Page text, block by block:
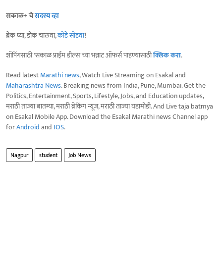
सकाळ+ चेसदस्य व्हा
ब्रेक घ्या, डोकं चालवा,कोडे सोडवा!
शॉपिंगसाठी 'सकाळ प्राईम डील्स'च्या भन्नाट ऑफर्स पाहण्यासाठीक्लिक करा.
Read latestMarathi news, Watch Live Streaming on Esakal and
Maharashtra News. Breaking news from India, Pune, Mumbai. Get the
Politics, Entertainment, Sports, Lifestyle, Jobs, and Education updates,
मराठी ताज्या बातम्या, मराठी ब्रेकिंग न्यूज, मराठी ताज्या घडामोडी. And Live taja batmya
on Esakal Mobile App. Download the Esakal Marathi news Channel app
forAndroidand IOS.
Nagpur student Job News